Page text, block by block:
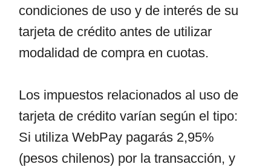
condiciones de uso y de interés de su
tarjeta de crédito antes de utilizar
modalidad de compra en cuotas.
Los impuestos relacionados al uso de
tarjeta de crédito varían según el tipo:
Si utiliza WebPay pagarás 2,95%
(pesos chilenos) por la transacción, y